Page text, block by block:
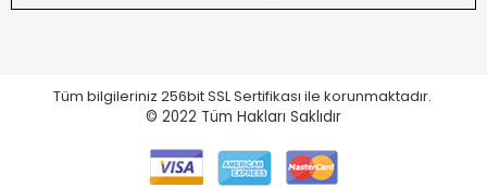
Tüm bilgileriniz 256bit SSL Sertifikası ile korunmaktadır.
© 2022 Tüm Hakları Saklıdır